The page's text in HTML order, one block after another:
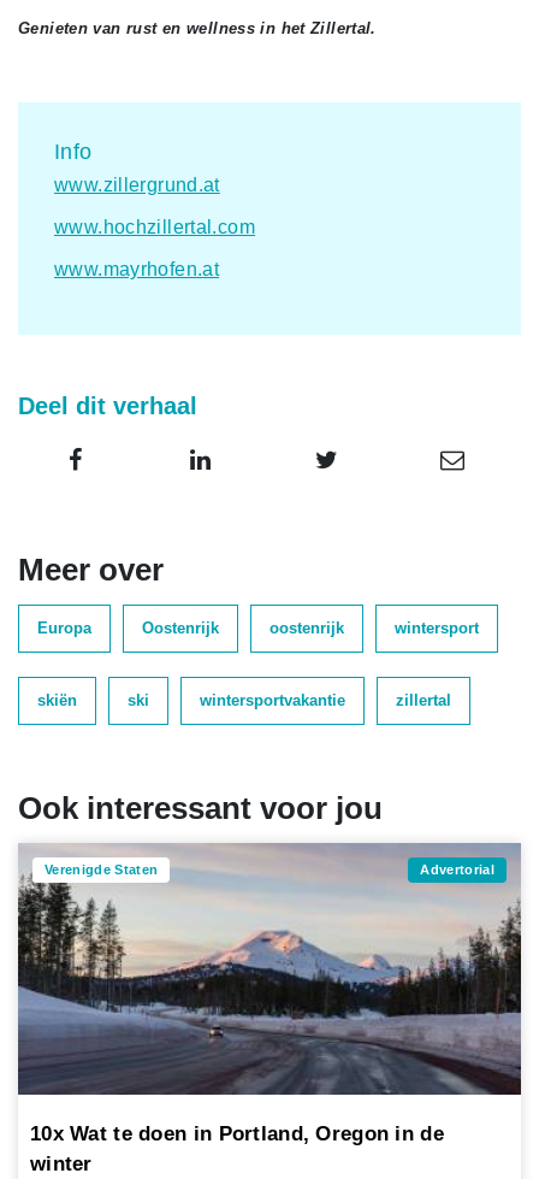
Genieten van rust en wellness in het Zillertal.
Info
www.zillergrund.at
www.hochzillertal.com
www.mayrhofen.at
Deel dit verhaal
Meer over
Europa Oostenrijk oostenrijk wintersport
skiën ski wintersportvakantie zillertal
Ook interessant voor jou
Verenigde Staten Advertorial
10x Wat te doen in Portland, Oregon in de
winter